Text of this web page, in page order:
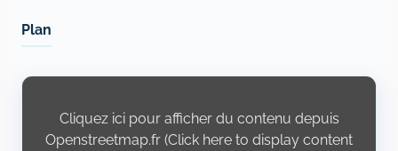
Plan
Display
Openstreetmap.fr
Cliquez ici pour afficher du contenu depuis
Openstreetmap.fr (Click here to display content